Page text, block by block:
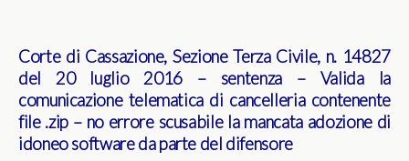
Corte di Cassazione, Sezione Terza Civile, n. 14827
del 20 luglio 2016 – sentenza – Valida la
comunicazione telematica di cancelleria contenente
file .zip – no errore scusabile la mancata adozione di
idoneo software da parte del difensore